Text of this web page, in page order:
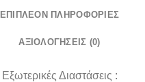
ΕΠΙΠΛΈΟΝ ΠΛΗΡΟΦΟΡΊΕΣ
ΑΞΙΟΛΟΓΉΣΕΙΣ (0)
Εξωτερικές Διαστάσεις :